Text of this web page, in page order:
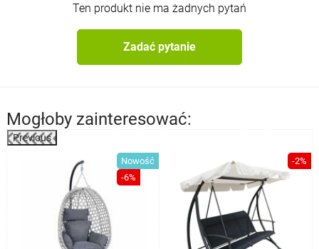
Ten produkt nie ma żadnych pytań
Zadać pytanie
Mogłoby zainteresować:
Previous
Nowość
-6%
-2%